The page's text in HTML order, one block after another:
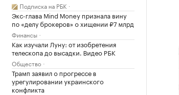
Подписка на РБК
Экс-глава Mind Money признала вину
по «делу брокеров» о хищении ₽7 млрд
Финансы
Как изучали Луну: от изобретения
телескопа до высадки. Видео РБК
Общество
Трамп заявил о прогрессе в
урегулировании украинского
конфликта